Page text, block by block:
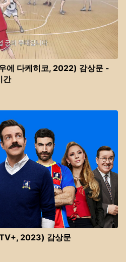
에 다케히코, 2022) 감상문 -
간
2023) 감상문